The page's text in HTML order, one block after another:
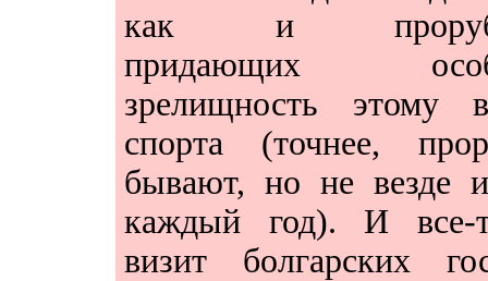
как и
придающих
зрелищность этому
спорта (точнее,
бывают, но не везде
каждый год). И все-
визит болгарских